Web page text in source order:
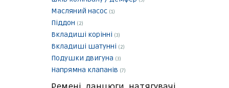
Масляний насос (1)
Піддон (2)
Вкладиші корінні (3)
Вкладиші шатунні (2)
Подушки двигуна (3)
Напрямна клапанів (7)